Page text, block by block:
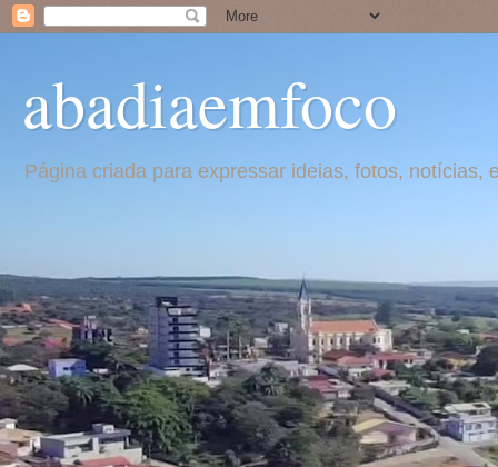
abadiaemfoco
Página criada para expressar ideias, fotos,